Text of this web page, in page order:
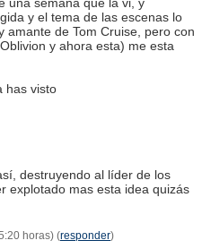
y el tema de las escenas lo
amante de Tom Cruise, pero con
y ahora esta) me esta
has visto
destruyendo al líder de los
explotado mas esta idea quizás
horas) (responder)